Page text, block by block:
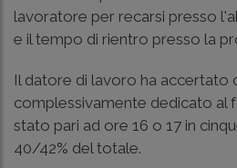
lavoratore per recarsi presso
e il tempo di rientro presso la
Il datore di lavoro ha accertato
complessivamente dedicato al
stato pari ad ore 16 o 17 in
40/42% del totale.